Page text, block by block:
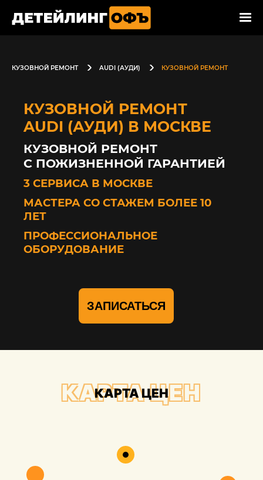
КУЗОВНОЙ РЕМОНТ AUDI (АУДИ) КУЗОВНОЙ РЕМОНТ
КУЗОВНОЙ РЕМОНТ
AUDI (АУДИ) В МОСКВЕ
КУЗОВНОЙ РЕМОНТ
С ПОЖИЗНЕННОЙ ГАРАНТИЕЙ
3 СЕРВИСА В МОСКВЕ
МАСТЕРА СО СТАЖЕМ БОЛЕЕ 10
ЛЕТ
ПРОФЕССИОНАЛЬНОЕ
ОБОРУДОВАНИЕ
ЗАПИСАТЬСЯ
КАРТА ЦЕН
КАРТА ЦЕН